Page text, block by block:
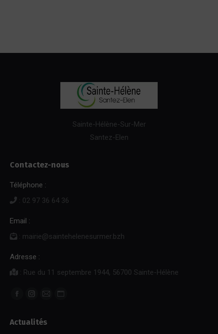
Sainte-Hélène-Sur-Mer
Santez-Elen
Contactez-nous
Téléphone :
: 02 97 36 64 36
Email :
: mairie@saintehelenesurmer.bzh
Adresse :
: Rue du 11 septembre 1944, 56700 Sainte-Hélène
Trouvez nous sur :
Facebook
opens
Instagram
opens
E-
page
Site
Actualités